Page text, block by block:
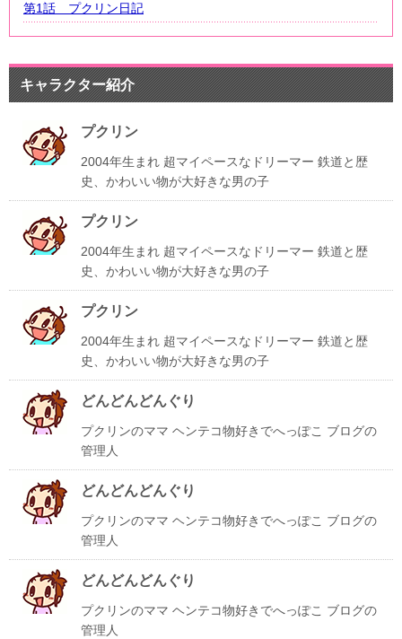
第1話 プクリン日記
キャラクター紹介
プクリン
2004年生まれ 超マイペースなドリーマー 鉄道と歴
史、かわいい物が大好きな男の子
プクリン
2004年生まれ 超マイペースなドリーマー 鉄道と歴
史、かわいい物が大好きな男の子
プクリン
2004年生まれ 超マイペースなドリーマー 鉄道と歴
史、かわいい物が大好きな男の子
どんどんどんぐり
プクリンのママ ヘンテコ物好きでへっぽこ ブログの
管理人
どんどんどんぐり
プクリンのママ ヘンテコ物好きでへっぽこ ブログの
管理人
どんどんどんぐり
プクリンのママ ヘンテコ物好きでへっぽこ ブログの
管理人